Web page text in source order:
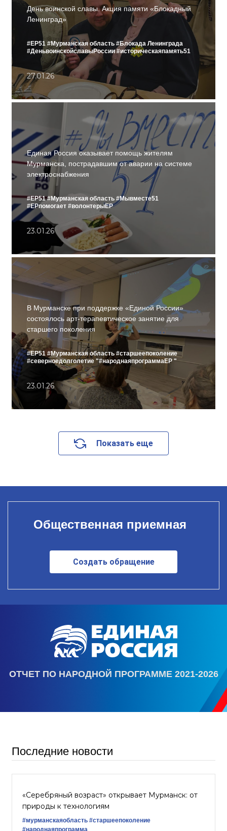
День воинской славы. Акция памяти «Блокадный
Ленинград»
#ЕР51 #Мурманская область #Блокада Ленинграда
#ДеньвоинскойславыРоссии #историческаяпамять51
27.01.26
Единая Россия оказывает помощь жителям
Мурманска, пострадавшим от аварии на системе
электроснабжения
#ЕР51 #Мурманская область #Мывместе51
#ЕРпомогает #волонтерыЕР
23.01.26
В Мурманске при поддержке «Единой России»
состоялось арт-терапевтическое занятие для
старшего поколения
#ЕР51 #Мурманская область #старшеепоколение
#северноедолголетие "#народнаяпрограммаЕР "
23.01.26
Показать еще
Общественная приемная
Создать обращение
ОТЧЕТ ПО НАРОДНОЙ ПРОГРАММЕ 2021-2026
Последние новости
«Серебряный возраст» открывает Мурманск: от
природы к технологиям
#мурманскаяобласть #старшеепоколение
#народнаяпрограмма